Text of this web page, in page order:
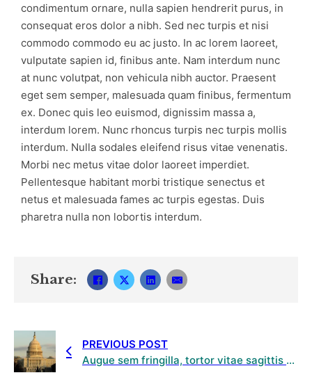
condimentum ornare, nulla sapien hendrerit purus, in
consequat eros dolor a nibh. Sed nec turpis et nisi
commodo commodo eu ac justo. In ac lorem laoreet,
vulputate sapien id, finibus ante. Nam interdum nunc
at nunc volutpat, non vehicula nibh auctor. Praesent
eget sem semper, malesuada quam finibus, fermentum
ex. Donec quis leo euismod, dignissim massa a,
interdum lorem. Nunc rhoncus turpis nec turpis mollis
interdum. Nulla sodales eleifend risus vitae venenatis.
Morbi nec metus vitae dolor laoreet imperdiet.
Pellentesque habitant morbi tristique senectus et
netus et malesuada fames ac turpis egestas. Duis
pharetra nulla non lobortis interdum.
Share:
PREVIOUS POST
Augue sem fringilla, tortor vitae sagittis risus diam efficitur ipsum Integer nec rutrum magna